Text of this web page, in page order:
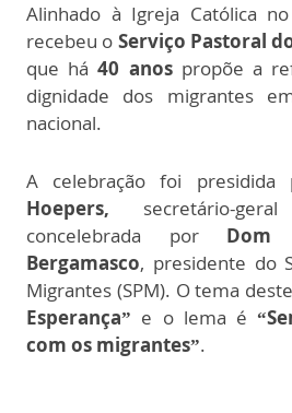
Alinhado à Igreja Católica
recebeu o Serviço Pastoral
que há40 anos propõe a
dignidade dos migrantes
nacional.
A celebração foi presidida
Hoepers, secretário-
concelebrada por Dom
Bergamasco, presidente do
Migrantes (SPM). O tema
Esperança” e o lema é
com os migrantes”.